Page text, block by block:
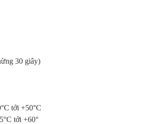
30 giây)
tới +50°C
tới +60°